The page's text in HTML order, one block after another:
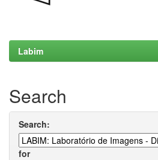
Labim
Search
Search:
for